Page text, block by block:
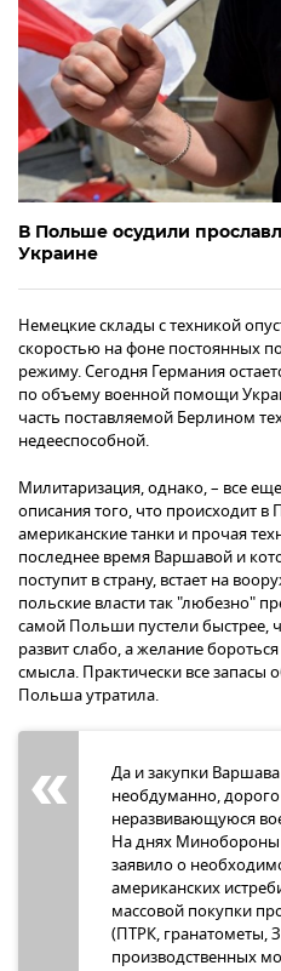
В Польше осудили
Украине
Немецкие склады с техникой
скоростью на фоне постоянных
режиму. Сегодня Германия
по объему военной помощи
часть поставляемой Берлином
недееспособной.
Милитаризация, однако, – все
описания того, что происходит
американские танки и прочая
последнее время Варшавой и
поступит в страну, встает на
польские власти так "любезно"
самой Польши пустели быстрее,
развит слабо, а желание
смысла. Практически все запасы
Польша утратила.
Да и закупки
необдуманно, дорого
неразвивающуюся
На днях
заявило о
американских
массовой покупки
(ПТРК, гранатометы,
производственных